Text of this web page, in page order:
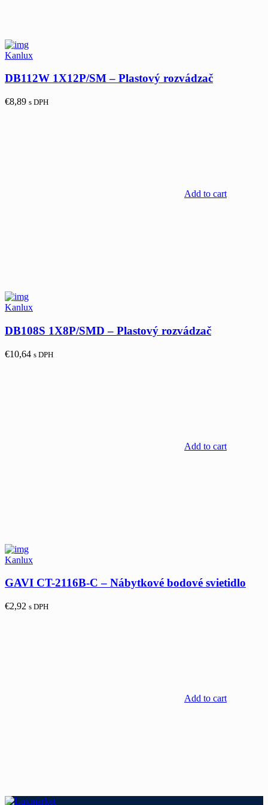
Kanlux
DB112W 1X12P/SM – Plastový rozvádzač
€8,89 s DPH
Add to cart
Kanlux
DB108S 1X8P/SMD – Plastový rozvádzač
€10,64 s DPH
Add to cart
Kanlux
GAVI CT-2116B-C – Nábytkové bodové svietidlo
€2,92 s DPH
Add to cart